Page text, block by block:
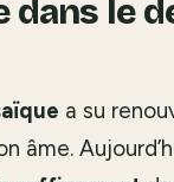
dans le
a su
âme.